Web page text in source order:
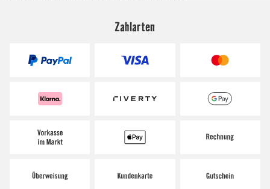
Zahlarten